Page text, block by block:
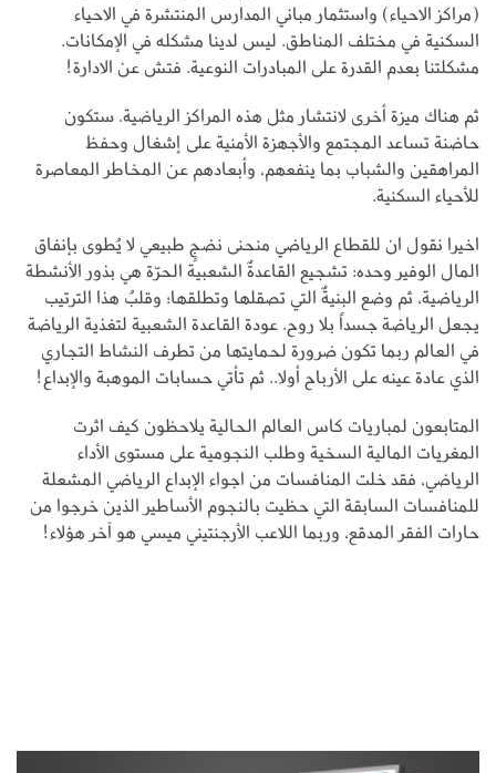
(مراكز الاحياء) واستثمار مباني المدارس المنتشرة في الاحياء
السكنية في مختلف المناطق. ليس لدينا مشكله في الإمكانات.
مشكلتنا بعدم القدرة على المبادرات النوعية. فتش عن الادارة!
ثم هناك ميزة أخرى لانتشار مثل هذه المراكز الرياضية. ستكون
حاضنة تساعد المجتمع والأجهزة الأمنية على إشغال وحفظ
المراهقين والشباب بما ينفعهم، وأبعادهم عن المخاطر المعاصرة
للأحياء السكنية.
اخيرا نقول ان للقطاع الرياضي منحنى نضجٍ طبيعي لا يُطوى بإنفاق
المال الوفير وحده: تشجيع القاعدةٌ الشعبية الحرّة هي بذور الأنشطة
الرياضية، ثم وضع البنيةٌ التي تصقلها وتطلقها؛ وقلبُ هذا الترتيب
يجعل الرياضة جسداً بلا روح. عودة القاعدة الشعبية لتغذية الرياضة
في العالم ربما تكون ضرورة لحمايتها من تطرف النشاط التجاري
الذي عادة عينه على الأرباح أولا.. ثم تأتي حسابات الموهبة والإبداع!
المتابعون لمباريات كاس العالم الحالية يلاحظون كيف اثرت
المغريات المالية السخية وطلب النجومية على مستوى الأداء
الرياضي، فقد خلت المنافسات من اجواء الإبداع الرياضي المشعلة
للمنافسات السابقة التي حظيت بالنجوم الأساطير الذين خرجوا من
حارات الفقر المدقع، وربما اللاعب الأرجنتيني ميسي هو آخر هؤلاء!